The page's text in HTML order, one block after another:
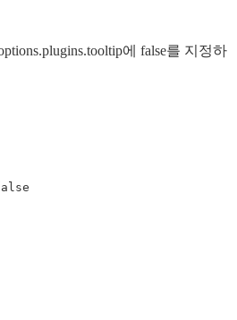
에 false를 지정하